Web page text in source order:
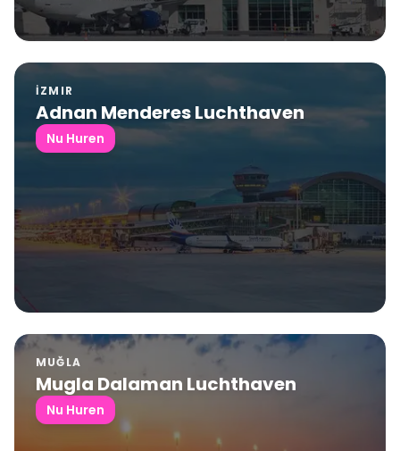
İZMIR
Adnan Menderes Luchthaven
Nu Huren
MUĞLA
Mugla Dalaman Luchthaven
Nu Huren